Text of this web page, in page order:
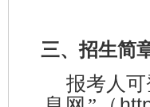
三、招生简
报考人可